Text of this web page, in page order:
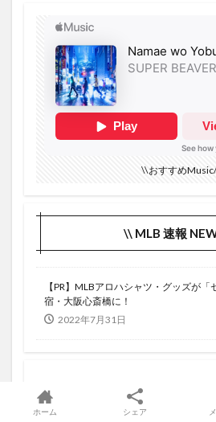
\\おすすめ
\\ MLB 速報
【PR】MLBアロハシャツ・グッズが
宿・大阪心斎橋に！
2022年7月31日
ホーム シェア